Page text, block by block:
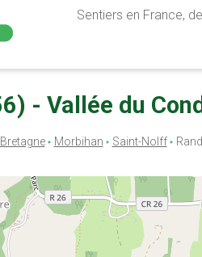
Sentiers en France,
- Vallée du
Bretagne Morbihan Saint-Nolff